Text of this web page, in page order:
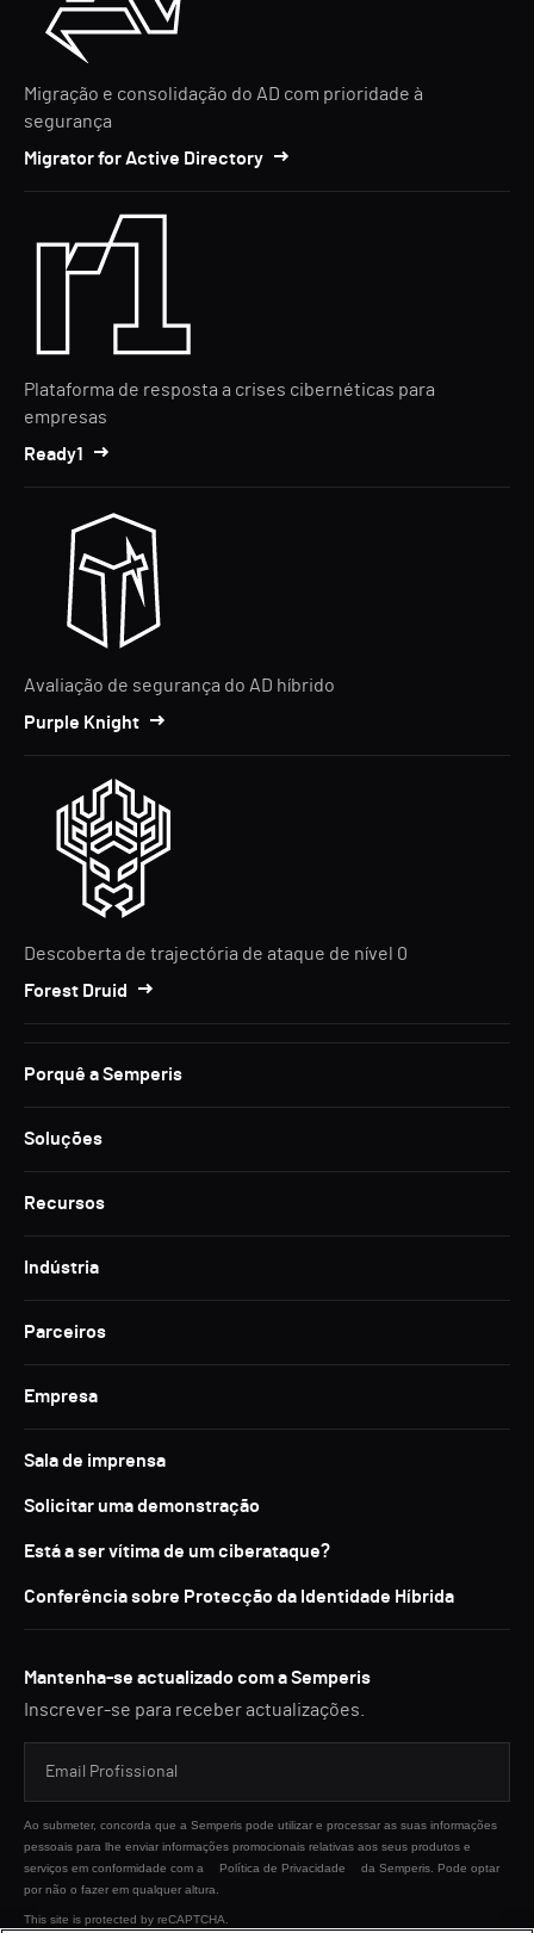
Migração e consolidação do AD com prioridade à
segurança
Migrator for Active Directory
Plataforma de resposta a crises cibernéticas para
empresas
Ready1
Avaliação de segurança do AD híbrido
Purple Knight
Descoberta de trajectória de ataque de nível 0
Forest Druid
Porquê a Semperis
Soluções
Recursos
Indústria
Parceiros
Empresa
Sala de imprensa
Solicitar uma demonstração
Está a ser vítima de um ciberataque?
Conferência sobre Protecção da Identidade Híbrida
Mantenha-se actualizado com a Semperis
Inscrever-se para receber actualizações.
Ao submeter, concorda que a Semperis pode utilizar e processar as suas informações
pessoais para lhe enviar informações promocionais relativas aos seus produtos e
serviços em conformidade com a
Política de Privacidade
da Semperis. Pode optar
por não o fazer em qualquer altura.
This site is protected by reCAPTCHA.